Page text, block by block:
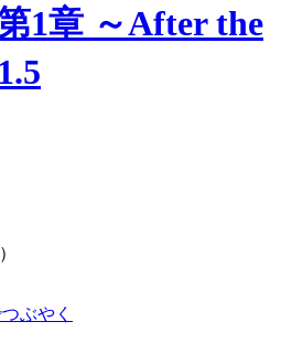
1章 ～After the
ぶやく